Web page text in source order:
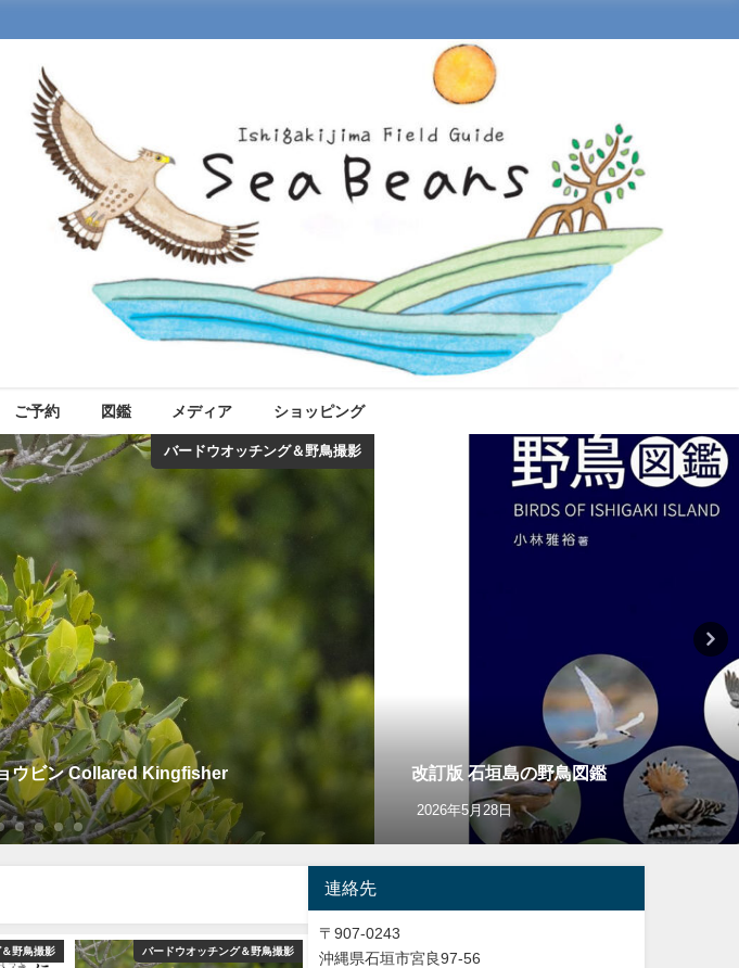
ご予約 図鑑 メディア ショッピング
バードウオッチング＆野鳥撮影
ウビン Collared Kingfisher 改訂版 石垣島の野鳥図鑑
2026年5月28日
野鳥撮影 バードウオッチング＆野鳥撮影
連絡先
〒907-0243
沖縄県石垣市宮良97-56